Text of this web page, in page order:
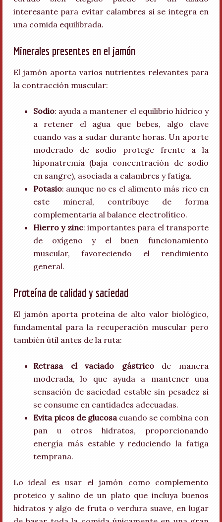
interesante para evitar calambres si se integra en
una comida equilibrada.
Minerales presentes en el jamón
El jamón aporta varios nutrientes relevantes para
la contracción muscular:
Sodio: ayuda a mantener el equilibrio hídrico y
a retener el agua que bebes, algo clave
cuando vas a sudar durante horas. Un aporte
moderado de sodio protege frente a la
hiponatremia (baja concentración de sodio
en sangre), asociada a calambres y fatiga.
Potasio: aunque no es el alimento más rico en
este mineral, contribuye de forma
complementaria al balance electrolítico.
Hierro y zinc: importantes para el transporte
de oxígeno y el buen funcionamiento
muscular, favoreciendo el rendimiento
general.
Proteína de calidad y saciedad
El jamón aporta proteína de alto valor biológico,
fundamental para la recuperación muscular pero
también útil antes de la ruta:
Retrasa el vaciado gástricode manera
moderada, lo que ayuda a mantener una
sensación de saciedad estable sin pesadez si
se consume en cantidades adecuadas.
Evita picos de glucosacuando se combina con
pan u otros hidratos, proporcionando
energía más estable y reduciendo la fatiga
temprana.
Lo ideal es usar el jamón como complemento
proteico y salino de un plato que incluya buenos
hidratos y algo de fruta o verdura suave, en lugar